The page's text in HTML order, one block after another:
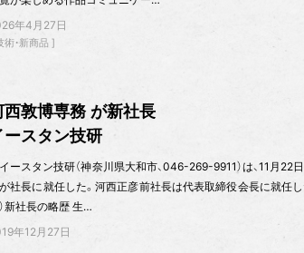
年4月27日
術・新商品
西敦博専務 が新社長
ースタン技研
ースタン技研（神奈川県大和市、046-269-9911）は、11月22
社長に就任した。河西正彦前社長は代表取締役会長に就任
新社長の略歴 生…
年12月27日